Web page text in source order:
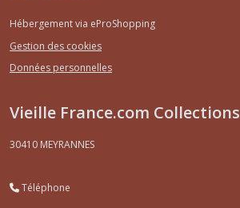
Hébergement via eProShopping
Gestion des cookies
Données personnelles
Vieille France.com Collections
30410 MEYRANNES
Téléphone